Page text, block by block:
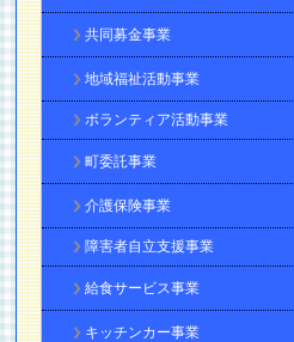
共同募金事業
地域福祉活動事業
ボランティア活動事業
町委託事業
介護保険事業
障害者自立支援事業
給食サービス事業
キッチンカー事業